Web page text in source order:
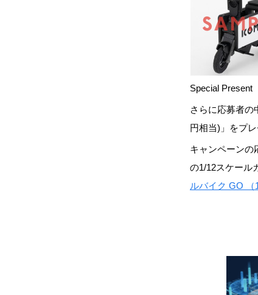
Special Present
さらに応募者の
円相当)」をプ
キャンペーンの
の1/12スケール
ルバイク GO （